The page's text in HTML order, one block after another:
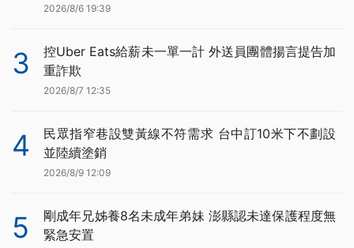
2026/8/6 19:39
3
控Uber Eats給薪未一單一計 外送員團體揚言提告加
重詐欺
2026/8/7 12:35
4
民眾指窄巷設雙黃線不符需求 台中訂10米下不劃設
並陸續塗銷
2026/8/9 12:09
5
剛成年兄姊養8名未成年弟妹 澎縣認未達保護程度無
緊急安置